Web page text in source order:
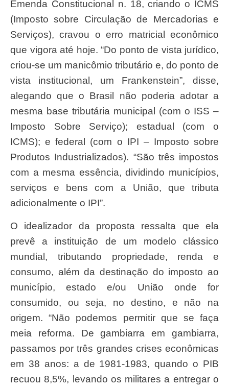
Emenda Constitucional n. 18, criando o ICMS
(Imposto sobre Circulação de Mercadorias e
Serviços), cravou o erro matricial econômico
que vigora até hoje. “Do ponto de vista jurídico,
criou-se um manicômio tributário e, do ponto de
vista institucional, um Frankenstein”, disse,
alegando que o Brasil não poderia adotar a
mesma base tributária municipal (com o ISS –
Imposto Sobre Serviço); estadual (com o
ICMS); e federal (com o IPI – Imposto sobre
Produtos Industrializados). “São três impostos
com a mesma essência, dividindo municípios,
serviços e bens com a União, que tributa
adicionalmente o IPI”.
O idealizador da proposta ressalta que ela
prevê a instituição de um modelo clássico
mundial, tributando propriedade, renda e
consumo, além da destinação do imposto ao
município, estado e/ou União onde for
consumido, ou seja, no destino, e não na
origem. “Não podemos permitir que se faça
meia reforma. De gambiarra em gambiarra,
passamos por três grandes crises econômicas
em 38 anos: a de 1981-1983, quando o PIB
recuou 8,5%, levando os militares a entregar o